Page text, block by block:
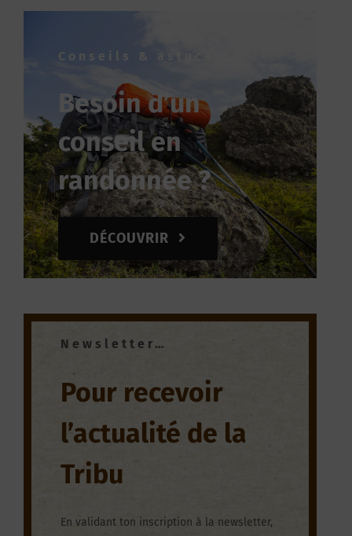
Conseils & astuces…
Besoin d’un
conseil en
randonnée ?
DÉCOUVRIR
Newsletter…
Pour recevoir
l’actualité de la
Tribu
En validant ton inscription à la newsletter,